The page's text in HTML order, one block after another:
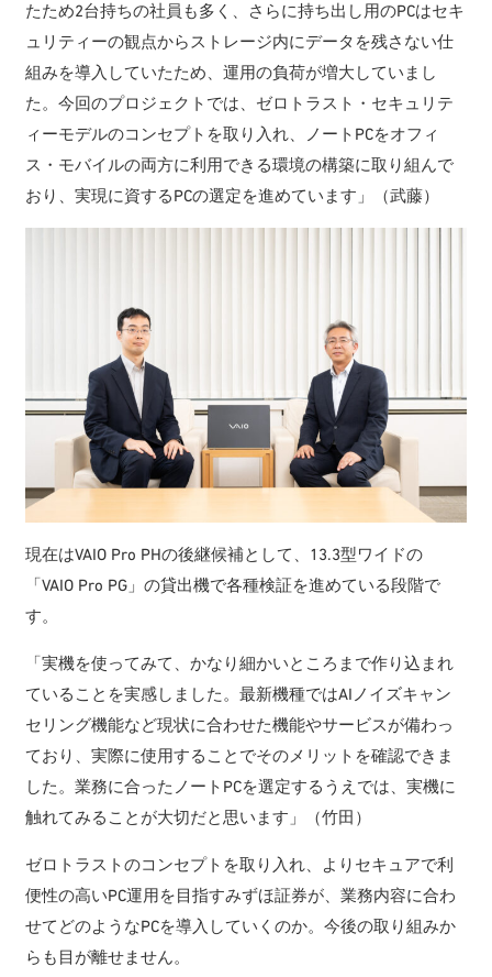
たため2台持ちの社員も多く、さらに持ち出し用のPCはセキ
ュリティーの観点からストレージ内にデータを残さない仕
組みを導入していたため、運用の負荷が増大していまし
た。今回のプロジェクトでは、ゼロトラスト・セキュリテ
ィーモデルのコンセプトを取り入れ、ノートPCをオフィ
ス・モバイルの両方に利用できる環境の構築に取り組んで
おり、実現に資するPCの選定を進めています」（武藤）
現在はVAIO Pro PHの後継候補として、13.3型ワイドの
「VAIO Pro PG」の貸出機で各種検証を進めている段階で
す。
「実機を使ってみて、かなり細かいところまで作り込まれ
ていることを実感しました。最新機種ではAIノイズキャン
セリング機能など現状に合わせた機能やサービスが備わっ
ており、実際に使用することでそのメリットを確認できま
した。業務に合ったノートPCを選定するうえでは、実機に
触れてみることが大切だと思います」（竹田）
ゼロトラストのコンセプトを取り入れ、よりセキュアで利
便性の高いPC運用を目指すみずほ証券が、業務内容に合わ
せてどのようなPCを導入していくのか。今後の取り組みか
らも目が離せません。